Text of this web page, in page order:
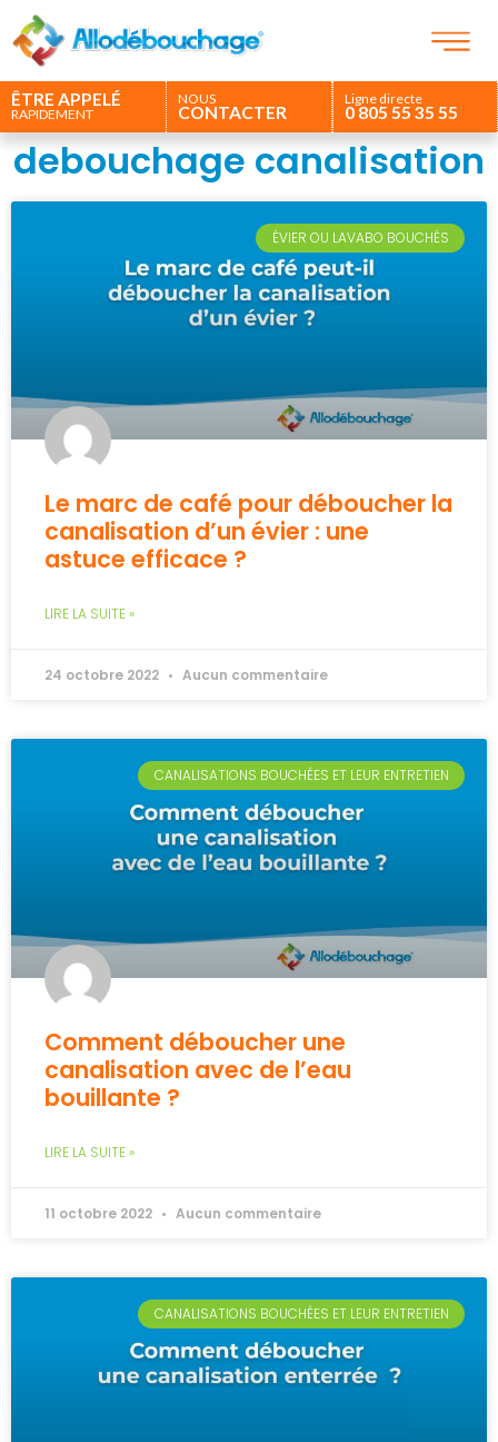
ÊTRE APPELÉ
RAPIDEMENT
NOUS
CONTACTER
Ligne directe
0 805 55 35 55
debouchage canalisation
ÉVIER OU LAVABO BOUCHÉS
Le marc de café pour déboucher la
canalisation d’un évier : une
astuce efficace ?
LIRE LA SUITE »
24 octobre 2022 Aucun commentaire
CANALISATIONS BOUCHÉES ET LEUR ENTRETIEN
Comment déboucher une
canalisation avec de l’eau
bouillante ?
LIRE LA SUITE »
11 octobre 2022 Aucun commentaire
CANALISATIONS BOUCHÉES ET LEUR ENTRETIEN